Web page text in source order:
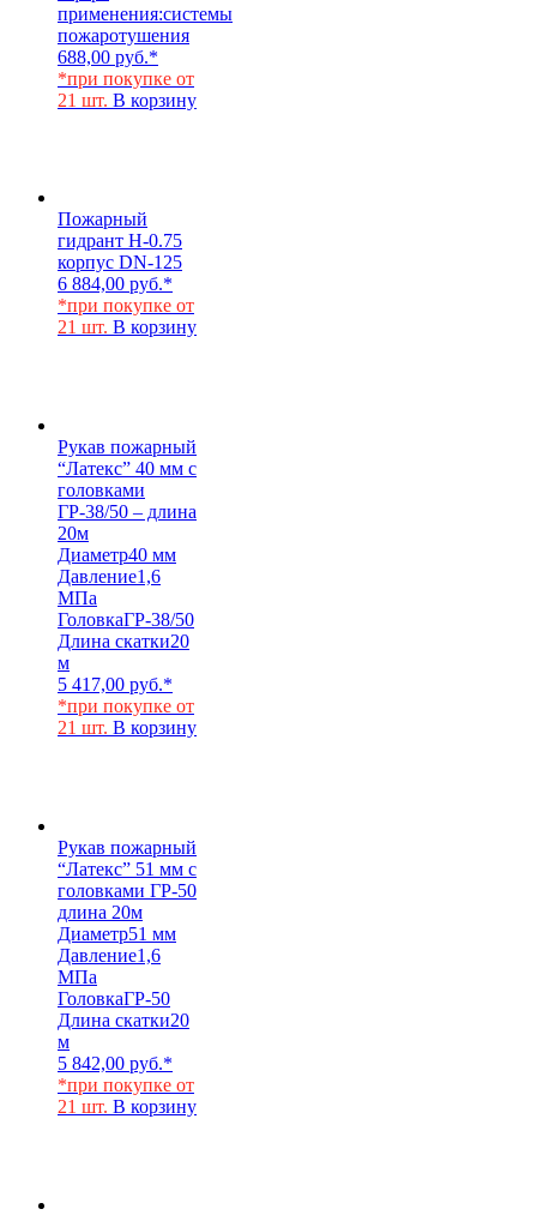
применения:системы
пожаротушения
688,00 руб.*
*при покупке от
21 шт. В корзину
Пожарный
гидрант Н-0.75
корпус DN-125
6 884,00 руб.*
*при покупке от
21 шт. В корзину
Рукав пожарный
“Латекс” 40 мм с
головками
ГР-38/50 – длина
20м
Диаметр40 мм
Давление1,6
МПа
ГоловкаГР-38/50
Длина скатки20
м
5 417,00 руб.*
*при покупке от
21 шт. В корзину
Рукав пожарный
“Латекс” 51 мм с
головками ГР-50
длина 20м
Диаметр51 мм
Давление1,6
МПа
ГоловкаГР-50
Длина скатки20
м
5 842,00 руб.*
*при покупке от
21 шт. В корзину